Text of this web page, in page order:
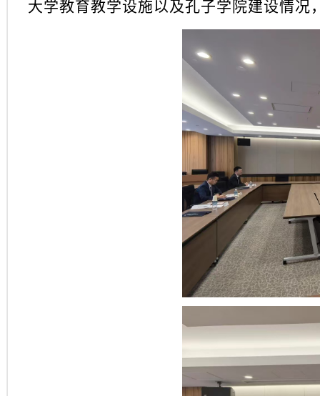
大学教育教学设施以及孔子学院建设情况